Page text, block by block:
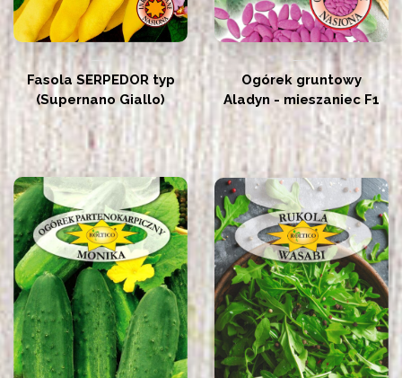
Fasola SERPEDOR typ
(Supernano Giallo)
Ogórek gruntowy
Aladyn - mieszaniec F1